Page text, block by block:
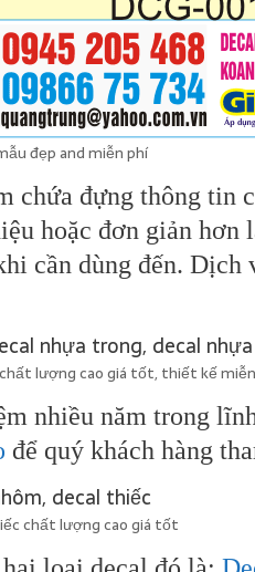
đẹp and miễn phí
chứa đựng thông tin
hoặc đơn giản
cần dùng đến.
lượng cao giá tốt, thiết kế
nhiều năm trong
để quý khách hàng
chất lượng cao giá tốt